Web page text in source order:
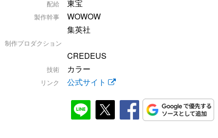
配給 東宝
製作幹事
WOWOW
集英社
制作プロダクション
CREDEUS
技術 カラー
リンク 公式サイト